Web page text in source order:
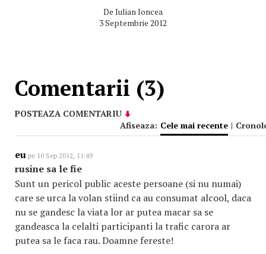
De Iulian Ioncea
3 Septembrie 2012
Comentarii (3)
POSTEAZA COMENTARIU
Afiseaza: Cele mai recente |
eu pe 10 Sep 2012, 11:49
rusine sa le fie
Sunt un pericol public aceste persoane (si nu numai)
care se urca la volan stiind ca au consumat alcool, daca
nu se gandesc la viata lor ar putea macar sa se
gandeasca la celalti participanti la trafic carora ar
putea sa le faca rau. Doamne fereste!